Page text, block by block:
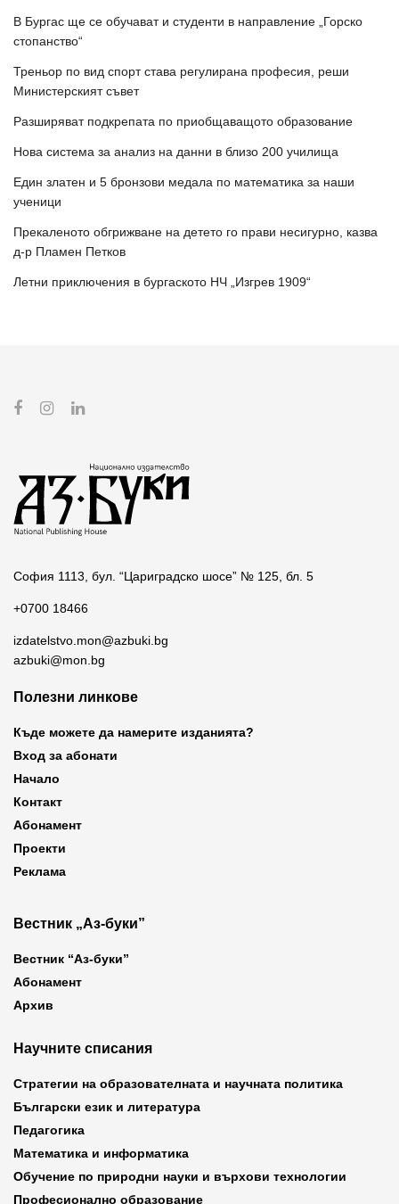
В Бургас ще се обучават и студенти в направление „Горско
стопанство“
Треньор по вид спорт става регулирана професия, реши
Министерският съвет
Разширяват подкрепата по приобщаващото образование
Нова система за анализ на данни в близо 200 училища
Един златен и 5 бронзови медала по математика за наши
ученици
Прекаленото обгрижване на детето го прави несигурно, казва
д-р Пламен Петков
Летни приключения в бургаското НЧ „Изгрев 1909“
София 1113, бул. “Цариградско шосе” № 125, бл. 5
+0700 18466
izdatelstvo.mon@azbuki.bg
azbuki@mon.bg
Полезни линкове
Къде можете да намерите изданията?
Вход за абонати
Начало
Контакт
Абонамент
Проекти
Реклама
Вестник „Аз-буки”
Вестник “Аз-буки”
Абонамент
Архив
Научните списания
Стратегии на образователната и научната политика
Български език и литература
Педагогика
Математика и информатика
Обучение по природни науки и върхови технологии
Професионално образование